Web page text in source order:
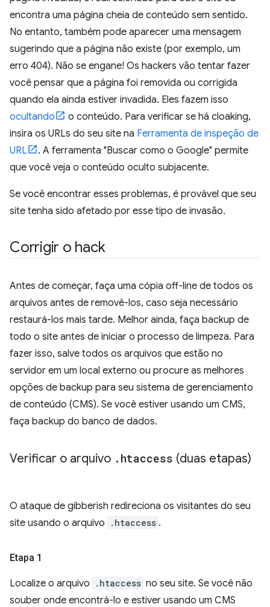
encontra uma página cheia de conteúdo sem sentido.
No entanto, também pode aparecer uma mensagem
sugerindo que a página não existe (por exemplo, um
erro 404). Não se engane! Os hackers vão tentar fazer
você pensar que a página foi removida ou corrigida
quando ela ainda estiver invadida. Eles fazem isso
ocultando
o conteúdo. Para verificar se há cloaking,
insira os URLs do seu site na Ferramenta de inspeção de
URL
. A ferramenta "Buscar como o Google" permite
que você veja o conteúdo oculto subjacente.
Se você encontrar esses problemas, é provável que seu
site tenha sido afetado por esse tipo de invasão.
Corrigir o hack
Antes de começar, faça uma cópia off-line de todos os
arquivos antes de removê-los, caso seja necessário
restaurá-los mais tarde. Melhor ainda, faça backup de
todo o site antes de iniciar o processo de limpeza. Para
fazer isso, salve todos os arquivos que estão no
servidor em um local externo ou procure as melhores
opções de backup para seu sistema de gerenciamento
de conteúdo (CMS). Se você estiver usando um CMS,
faça backup do banco de dados.
Verificar o arquivo . htaccess (duas etapas)
O ataque de gibberish redireciona os visitantes do seu
site usando o arquivo
.htaccess .
Etapa 1
Localize o arquivo .htaccess no seu site. Se você não
souber onde encontrá-lo e estiver usando um CMS